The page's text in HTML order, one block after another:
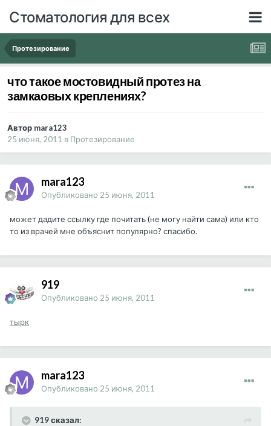
Стоматология для всех
Протезирование
что такое мостовидный протез на
замкаовых креплениях?
Автор mara123
25 июня, 2011 в Протезирование
mara123
Опубликовано 25 июня, 2011
может дадите ссылку где почитать (не могу найти сама) или кто
то из врачей мне объяснит популярно? спасибо.
919
Опубликовано 25 июня, 2011
тырк
mara123
Опубликовано 25 июня, 2011
919 сказал: